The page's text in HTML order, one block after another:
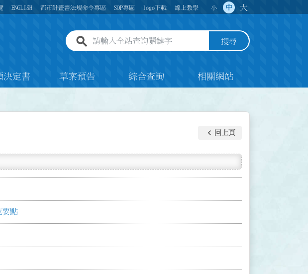
ENGLISH 都市計畫書法規命令專區 SOP專區 logo下載 線上教學 小 中 大
全站查詢關鍵字欄位 搜尋
決定書 草案預告 綜合查詢 相關網站
keyboard_arrow_left 回上頁
要點